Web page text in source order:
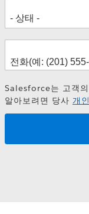
Salesforce는 고객
알아보려면 당사 개